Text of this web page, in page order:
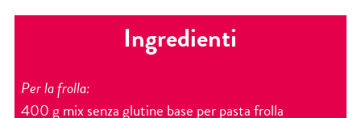
Ingredienti
Per la frolla:
400 g mix senza glutine base per pasta frolla